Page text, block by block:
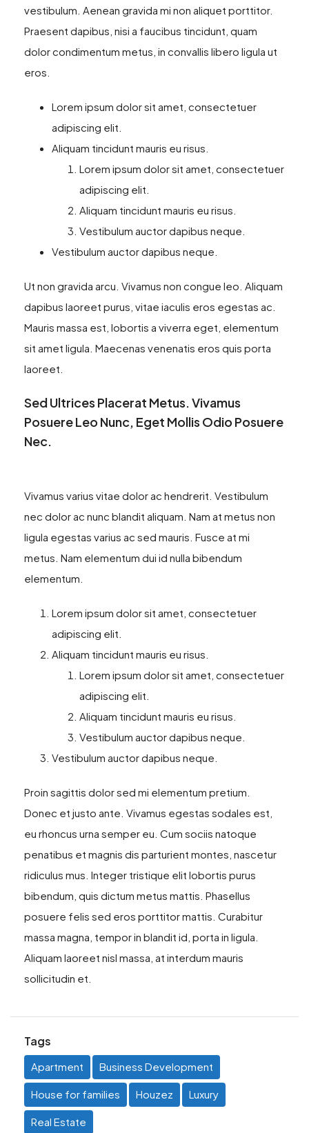
vestibulum. Aenean gravida mi non aliquet porttitor.
Praesent dapibus, nisi a faucibus tincidunt, quam
dolor condimentum metus, in convallis libero ligula ut
eros.
Lorem ipsum dolor sit amet, consectetuer
adipiscing elit.
Aliquam tincidunt mauris eu risus.
Lorem ipsum dolor sit amet, consectetuer
adipiscing elit.
Aliquam tincidunt mauris eu risus.
Vestibulum auctor dapibus neque.
Vestibulum auctor dapibus neque.
Ut non gravida arcu. Vivamus non congue leo. Aliquam
dapibus laoreet purus, vitae iaculis eros egestas ac.
Mauris massa est, lobortis a viverra eget, elementum
sit amet ligula. Maecenas venenatis eros quis porta
laoreet.
Sed Ultrices Placerat Metus. Vivamus
Posuere Leo Nunc, Eget Mollis Odio Posuere
Nec.
Vivamus varius vitae dolor ac hendrerit. Vestibulum
nec dolor ac nunc blandit aliquam. Nam at metus non
ligula egestas varius ac sed mauris. Fusce at mi
metus. Nam elementum dui id nulla bibendum
elementum.
Lorem ipsum dolor sit amet, consectetuer
adipiscing elit.
Aliquam tincidunt mauris eu risus.
Lorem ipsum dolor sit amet, consectetuer
adipiscing elit.
Aliquam tincidunt mauris eu risus.
Vestibulum auctor dapibus neque.
Vestibulum auctor dapibus neque.
Proin sagittis dolor sed mi elementum pretium.
Donec et justo ante. Vivamus egestas sodales est,
eu rhoncus urna semper eu. Cum sociis natoque
penatibus et magnis dis parturient montes, nascetur
ridiculus mus. Integer tristique elit lobortis purus
bibendum, quis dictum metus mattis. Phasellus
posuere felis sed eros porttitor mattis. Curabitur
massa magna, tempor in blandit id, porta in ligula.
Aliquam laoreet nisl massa, at interdum mauris
sollicitudin et.
Tags
Apartment Business Development
House for families Houzez Luxury
Real Estate